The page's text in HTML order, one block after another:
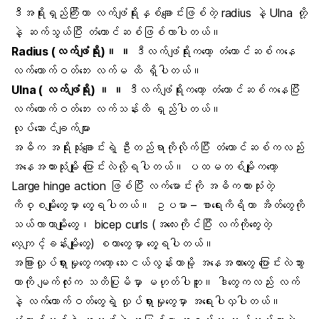
ဒီအရိုးရှည်ကြီးဟာ လက်ဖျံရိုးနှစ်ချောင်းဖြစ်တဲ့ radius နဲ့ Ulna တို့
နဲ့ ဆက်သွယ်ပြီး တံတောင်ဆစ်ဖြစ်လာပါတယ်။
Radius (လက်ဖျံရိုး)။ ။
ဒီလက်ဖျံရိုးကတော့ တံတောင်ဆစ်ကနေ
လက်ကောက်ဝတ်ဘေး လက်မ ထိ ရှိပါတယ်။
Ulna ( လက်ဖျံရိုး) ။ ။
ဒီလက်ဖျံရိုးကတော့ တံတောင်ဆစ်ကနေပြီး
လက်ကောက်ဝတ်ဘေး လက်သန်းထိ ရှည်ပါတယ်။
လုပ်ဆောင်ချက်များ
အဓိက အရိုးသုံးချောင်းရဲ့ ဦးတည်ရာကိုလိုက်ပြီး တံတောင်ဆစ်ကလည်း
အနေအထားသုံးမျိုး ပြောင်းလဲလို့ရပါတယ်။ ပထမတစ်မျိုးကတော့
Large hinge action ဖြစ်ပြီး လက်မောင်းကို အဓိကထားသုံးတဲ့
ကိစ္စမျိုးတွေမှာ တွေ့ရပါတယ်။ ဥပမာ – စာရေးကိရိယာ အိတ်တွေကို
သယ်လာတာမျိုးတွေ၊ bicep curls (အလေးကိုင်ပြီး လက်ကိုကွေးတဲ့
လေ့ကျင့်ခန်းမျိုးတွေ) စတာတွေမှာ တွေ့ရပါတယ်။
အခြားလှုပ်ရှားမှုတွေကတော့ သေးငယ်လွန်းတာမို့ အနေအထားတွေ ပြောင်းလဲသွား
တာကို မျက်လုံးက သတိပြုမိမှာ မဟုတ်ပါဘူး။ ဒါတွေကလည်း လက်
နဲ့ လက်ကောက်ဝတ်တွေရဲ့ လှုပ်ရှားမှုတွေမှာ အရေးပါလှပါတယ်။